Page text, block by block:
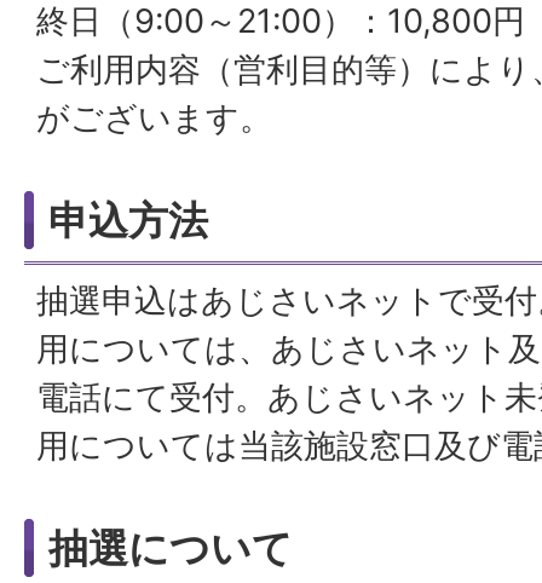
終日（9:00～21:00）：10,800円
ご利用内容（営利目的等）によ
がございます。
申込方法
抽選申込はあじさいネットで受
用については、あじさいネット
電話にて受付。あじさいネット
用については当該施設窓口及び
抽選について